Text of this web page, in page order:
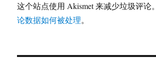
这个站点使用 Akismet 来减少垃圾评论。
论数据如何被处理。